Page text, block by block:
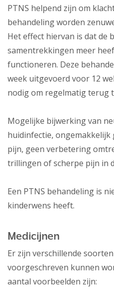
PTNS helpend zijn om
behandeling worden
Het effect hiervan is dat de
samentrekkingen meer
functioneren. Deze
week uitgevoerd voor 12
nodig om regelmatig terug
Mogelijke bijwerking van
huidinfectie, ongemakkelijk
pijn, geen verbetering
trillingen of scherpe pijn in
Een PTNS behandeling is
kinderwens heeft.
Medicijnen
Er zijn verschillende
voorgeschreven kunnen
aantal voorbeelden zijn: